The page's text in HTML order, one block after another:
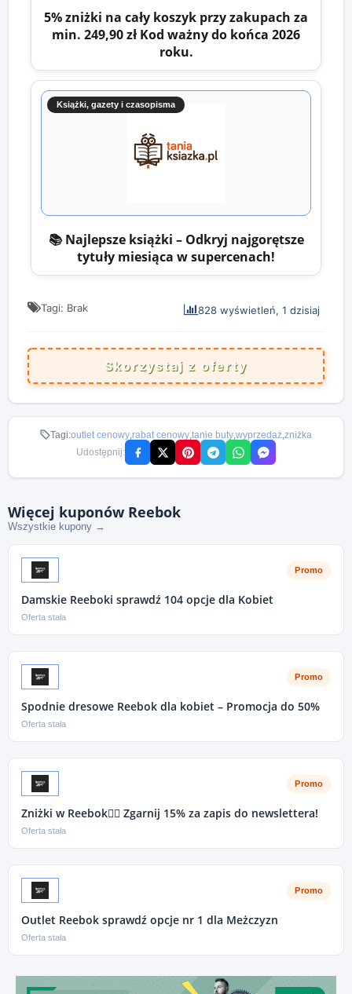
5% zniżki na cały koszyk przy zakupach za
min. 249,90 zł Kod ważny do końca 2026
roku.
Książki, gazety i czasopisma
📚 Najlepsze książki – Odkryj najgorętsze
tytuły miesiąca w supercenach!
Tagi: Brak 828 wyświetleń, 1 dzisiaj
Skorzystaj z oferty
Tagi:outlet cenowy rabat cenowy tanie buty wyprzedaż zniżka
Udostępnij:
Więcej kuponów Reebok
Wszystkie kupony →
Promo
Damskie Reeboki sprawdź 104 opcje dla Kobiet
Oferta stała
Promo
Spodnie dresowe Reebok dla kobiet – Promocja do 50%
Oferta stała
Promo
Zniżki w Reebok🏃‍♂️ Zgarnij 15% za zapis do newslettera!
Oferta stała
Promo
Outlet Reebok sprawdź opcje nr 1 dla Meżczyzn
Oferta stała